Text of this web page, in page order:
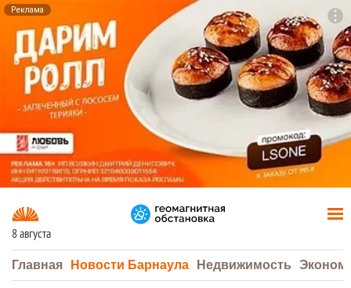
Реклама
8 августа
Главная Новости Барнаула Недвижимость